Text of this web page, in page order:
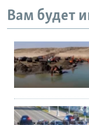
Вам будет